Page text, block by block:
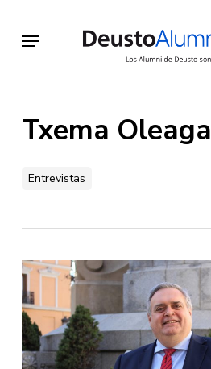
main
Menu
Txema Oleaga
Entrevistas